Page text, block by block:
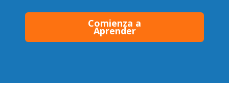
Comienza a
Aprender